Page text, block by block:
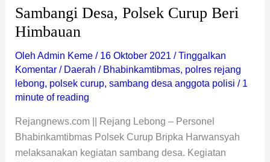
Sambangi Desa, Polsek Curup Beri
Himbauan
Oleh Admin Keme / 16 Oktober 2021 /Tinggalkan
Komentar / Daerah / Bhabinkamtibmas, polres rejang
lebong, polsek curup, sambang desa anggota polisi / 1
minute of reading
Rejangnews.com || Rejang Lebong – Personel
Bhabinkamtibmas Polsek Curup Bripka Harwansyah
melaksanakan kegiatan sambang desa. Kegiatan